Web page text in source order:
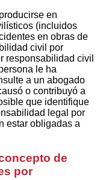
en
(incluidos
en obras de
civil por
responsabilidad civil
le ha
a un abogado
o contribuyó a
que identifique
legal por
estar obligadas a
de
por